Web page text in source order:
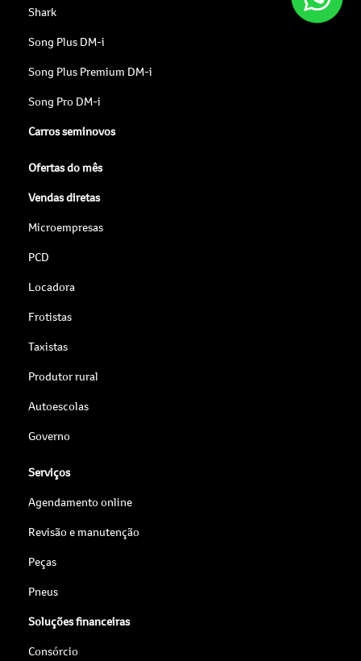
Shark
Song Plus DM-i
Song Plus Premium DM-i
Song Pro DM-i
Carros seminovos
Ofertas do mês
Vendas diretas
Microempresas
PCD
Locadora
Frotistas
Taxistas
Produtor rural
Autoescolas
Governo
Serviços
Agendamento online
Revisão e manutenção
Peças
Pneus
Soluções financeiras
Consórcio